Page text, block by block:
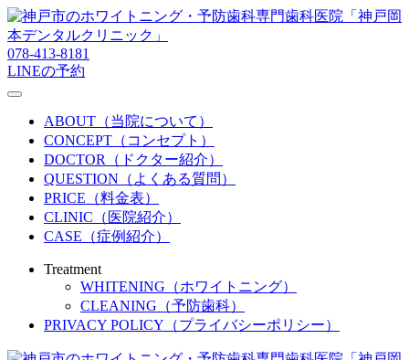
078-413-8181
LINEの予約
ABOUT（当院について）
CONCEPT（コンセプト）
DOCTOR（ドクター紹介）
QUESTION（よくある質問）
PRICE（料金表）
CLINIC（医院紹介）
CASE（症例紹介）
Treatment
WHITENING（ホワイトニング）
CLEANING（予防歯科）
PRIVACY POLICY（プライバシーポリシー）